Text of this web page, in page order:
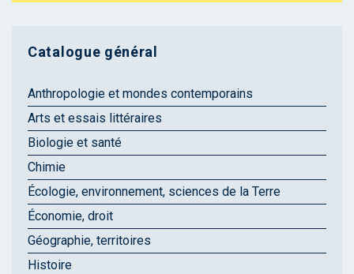
Catalogue général
Anthropologie et mondes contemporains
Arts et essais littéraires
Biologie et santé
Chimie
Écologie, environnement, sciences de la Terre
Économie, droit
Géographie, territoires
Histoire